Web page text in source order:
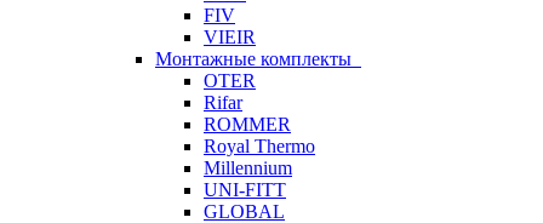
FIV
VIEIR
Монтажные комплекты
OTER
Rifar
ROMMER
Royal Thermo
Millennium
UNI-FITT
GLOBAL